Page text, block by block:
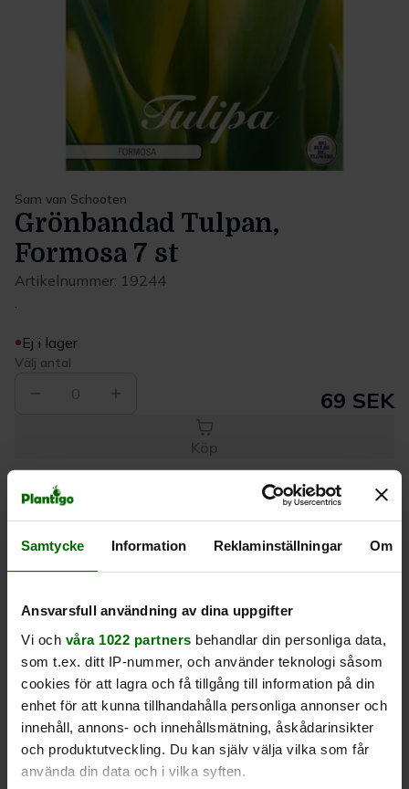
Samtycke Information Reklaminställningar Om
Ansvarsfull användning av dina uppgifter
Vi och våra 1022 partners behandlar din personliga data,
som t.ex. ditt IP-nummer, och använder teknologi såsom
cookies för att lagra och få tillgång till information på din
enhet för att kunna tillhandahålla personliga annonser och
innehåll, annons- och innehållsmätning, åskådarinsikter
och produktutveckling. Du kan själv välja vilka som får
använda din data och i vilka syften.
Sam van Schooten
Grönbandad Tulpan,
Formosa 7 st
Artikelnummer: 19244
.
Ej i lager
Välj antal
0 69 SEK
Köp
Leverans 1-
3 dagar
Kvalitet till
rätt pris
Eget lager allt i
en leverans
Produktrecensioner